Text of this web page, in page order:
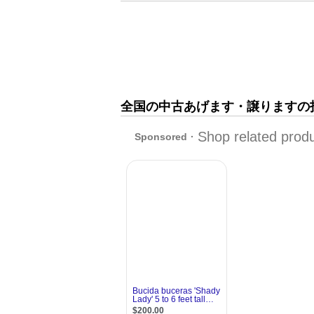
全国の中古あげます・譲りますの